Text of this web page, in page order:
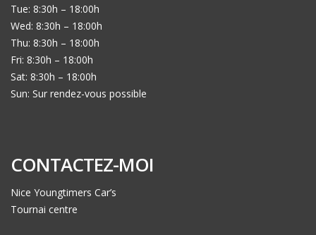
Tue: 8:30h – 18:00h
Wed: 8:30h – 18:00h
Thu: 8:30h – 18:00h
Fri: 8:30h – 18:00h
Sat: 8:30h – 18:00h
Sun: Sur rendez-vous possible
CONTACTEZ-MOI
Nice Youngtimers Car’s
Tournai centre